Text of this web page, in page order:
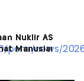
Nuklir AS
Manusia!